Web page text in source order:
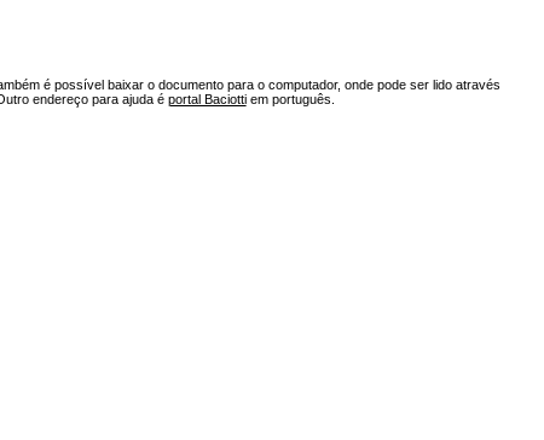
é possível baixar o documento para o computador, onde pode ser lido através
endereço para ajuda é portal Baciottiem português.